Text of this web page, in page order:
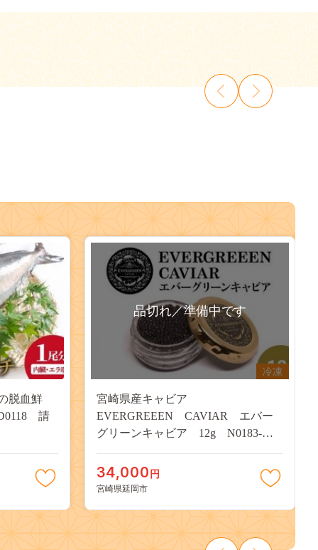
脱血鮮
請
冷凍
品切れ／準備中です
宮崎県産キャビア
EVERGREEEN CAVIAR エバー
グリーンキャビア 12g N0183-
34,000 円
宮崎県延岡市